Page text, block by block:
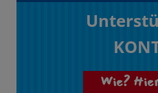
Wie?